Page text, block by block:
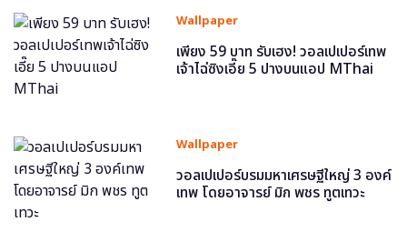
Wallpaper
เพียง 59 บาท รับเฮง! วอลเปเปอร์เทพ
เจ้าไฉ่ซิงเอี๊ย 5 ปางบนแอป MThai
Wallpaper
วอลเปเปอร์บรมมหาเศรษฐีใหญ่ 3 องค์
เทพ โดยอาจารย์ มิก พชร ทูตเทวะ